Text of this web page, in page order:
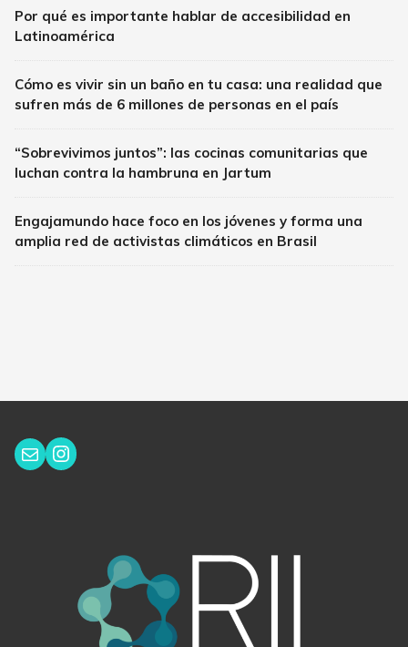
Por qué es importante hablar de accesibilidad en
Latinoamérica
Cómo es vivir sin un baño en tu casa: una realidad que
sufren más de 6 millones de personas en el país
“Sobrevivimos juntos”: las cocinas comunitarias que
luchan contra la hambruna en Jartum
Engajamundo hace foco en los jóvenes y forma una
amplia red de activistas climáticos en Brasil
Correo electrónico
Instagram